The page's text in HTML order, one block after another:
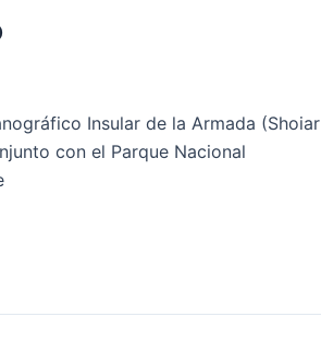
Insular de la Armada (Shoiar
con el Parque Nacional